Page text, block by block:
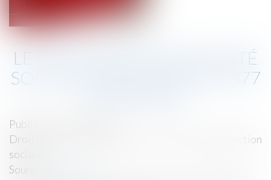
LE PLAFOND DE LA SÉCURITÉ
SOCIALE 2019 S'ÉLÈVE À 3 377
Publié le :
Droit du travail - Employeurs
Droit de la protection
sociale
Source :